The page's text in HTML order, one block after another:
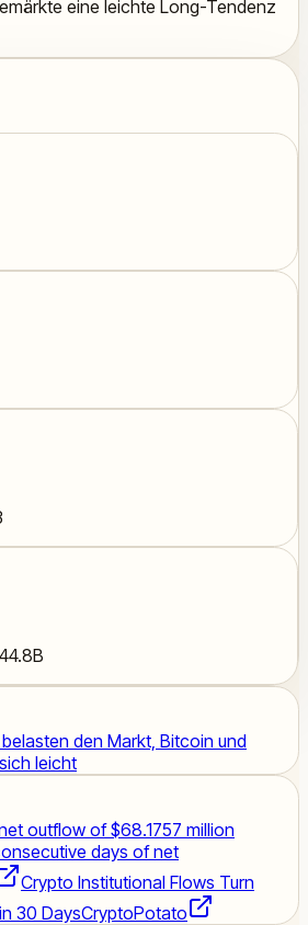
eine leichte Long-Tendenz
den Markt, Bitcoin und
leicht
outflow of $68.1757 million
days of net
Crypto Institutional Flows Turn
30 DaysCryptoPotato